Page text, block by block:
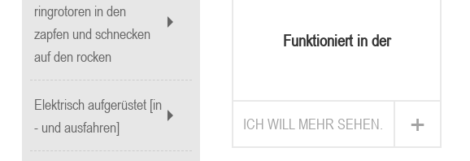
ringrotoren in den
zapfen und schnecken
auf den rocken
Elektrisch aufgerüstet [in
- und ausfahren]
Funktioniert in der
+
ICH WILL MEHR SEHEN.